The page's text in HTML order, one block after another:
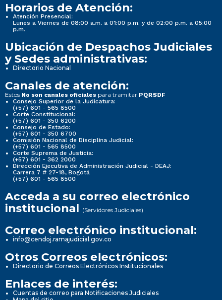
Horarios de Atención:
Atención Presencial:
Lunes a Viernes de 08:00 a.m. a 01:00 p.m. y de 02:00 p.m. a 05:00
p.m.
Ubicación de Despachos Judiciales
y Sedes administrativas:
Directorio Nacional
Canales de atención:
Estos No son canales oficiales para tramitar PQRSDF
Consejo Superior de la Judicatura:
(+57) 601 - 565 8500
Corte Constitucional:
(+57) 601 - 350 6200
Consejo de Estado:
(+57) 601 - 350 6700
Comisión Nacional de Disciplina Judicial:
(+57) 601 - 565 8500
Corte Suprema de Justicia:
(+57) 601 - 362 2000
Dirección Ejecutiva de Administración Judicial - DEAJ:
Carrera 7 # 27-18, Bogotá
(+57) 601 - 565 8500
Acceda a su correo electrónico
institucional (Servidores Judiciales)
Correo electrónico institucional:
info@cendoj.ramajudicial.gov.co
Otros Correos electrónicos:
Directorio de Correos Electrónicos Institucionales
Enlaces de interés:
Cuentas de correo para Notificaciones Judiciales